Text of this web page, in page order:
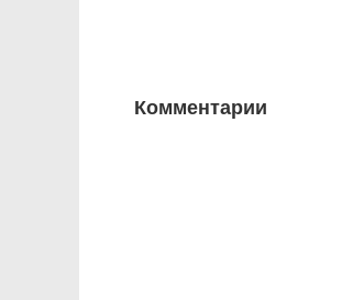
Комментарии